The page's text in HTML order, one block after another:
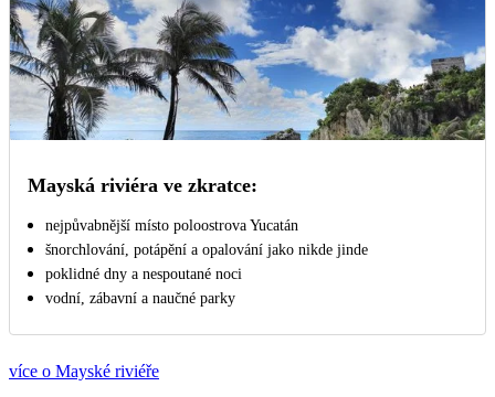
Mayská riviéra ve zkratce:
nejpůvabnější místo poloostrova Yucatán
šnorchlování, potápění a opalování jako nikde jinde
poklidné dny a nespoutané noci
vodní, zábavní a naučné parky
více o Mayské riviéře